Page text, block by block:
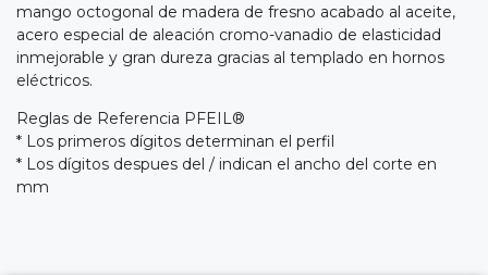
mango octogonal de madera de fresno acabado al aceite,
acero especial de aleación cromo-vanadio de elasticidad
inmejorable y gran dureza gracias al templado en hornos
eléctricos.
Reglas de Referencia PFEIL®
* Los primeros dígitos determinan el perfil
* Los dígitos despues del / indican el ancho del corte en
mm